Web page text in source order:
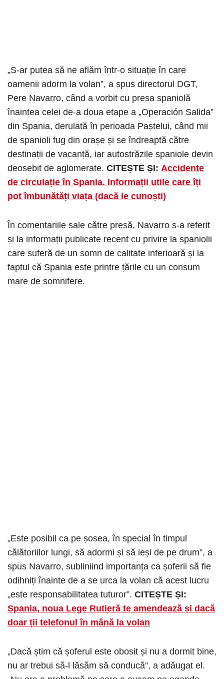
„S-ar putea să ne aflăm într-o situație în care
oamenii adorm la volan”, a spus directorul DGT,
Pere Navarro, când a vorbit cu presa spaniolă
înaintea celei de-a doua etape a „Operación Salida”
din Spania, derulată în perioada Paștelui, când mii
de spanioli fug din orașe și se îndreaptă către
destinații de vacanță, iar autostrăzile spaniole devin
deosebit de aglomerate. CITEȘTE ȘI: Accidente
de circulație în Spania. Informații utile care îți
pot îmbunătăți viața (dacă le cunoști)
În comentariile sale către presă, Navarro s-a referit
și la informații publicate recent cu privire la spaniolii
care suferă de un somn de calitate inferioară și la
faptul că Spania este printre țările cu un consum
mare de somnifere.
„Este posibil ca pe șosea, în special în timpul
călătoriilor lungi, să adormi și să ieși de pe drum”, a
spus Navarro, subliniind importanța ca șoferii să fie
odihniți înainte de a se urca la volan că acest lucru
„este responsabilitatea tuturor”. CITEȘTE ȘI:
Spania, noua Lege Rutieră te amendează și dacă
doar ții telefonul în mână la volan
„Dacă știm că șoferul este obosit și nu a dormit bine,
nu ar trebui să-l lăsăm să conducă”, a adăugat el.